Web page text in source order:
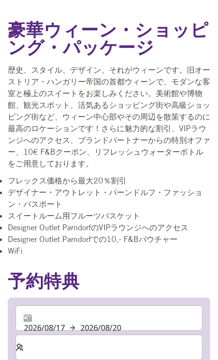
豪華ウィーン・ショッピ
ング・パッケージ
歴史、スタイル、デザイン、それがウィーンです。旧オー
ストリア・ハンガリー帝国の首都ウィーンで、モダンな客
室と極上のスイートをお楽しみください。美術館や博物
館、観光スポット、活気あるショッピング街や高級ショッ
ピング街など、ウィーン中心部やその周辺を散策するのに
最高のロケーションです！さらに魅力的な割引、VIPラウ
ンジへのアクセス、ブランドパートナーからの特別オファ
ー、10€ F&Bクーポン、リフレッシュウォーターボトル
をご用意しております。
フレックス価格から最大20％割引
デザイナー・アウトレット・パーンドルフ・ファッショ
ン・パスポート
スイートルーム用フルーツバスケット
Designer Outlet ParndorfのVIPラウンジへのアクセス
Designer Outlet Parndorfでの10,- F&Bバウチャー
WiFi
予約特典
2026/08/17
2026/08/20
客室数と宿泊人数をお選びください。